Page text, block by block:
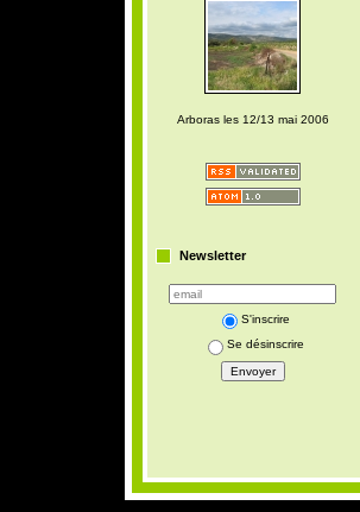
Arboras les 12/13 mai 2006
Newsletter
S'inscrire
Se désinscrire